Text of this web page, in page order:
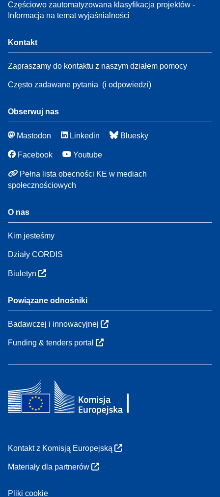
Częściowo zautomatyzowana klasyfikacja projektów -
Informacja na temat wyjaśnialności
Kontakt
Zapraszamy do kontaktu z naszym działem pomocy
Często zadawane pytania (i odpowiedzi)
Obserwuj nas
Mastodon Linkedin Bluesky
Facebook Youtube
Pełna lista obecności KE w mediach
społecznościowych
O nas
Kim jesteśmy
Działy CORDIS
Biuletyn
Powiązane odnośniki
Badawczej i innowacyjnej
Funding & tenders portal
Kontakt z Komisją Europejską
Materiały dla partnerów
Pliki cookie